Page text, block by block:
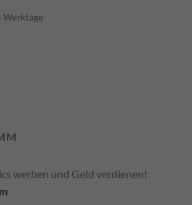
Werktage
werben und Geld verdienen!